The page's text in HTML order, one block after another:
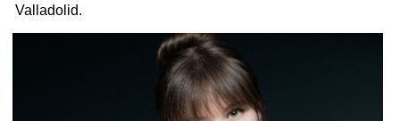
Valladolid.